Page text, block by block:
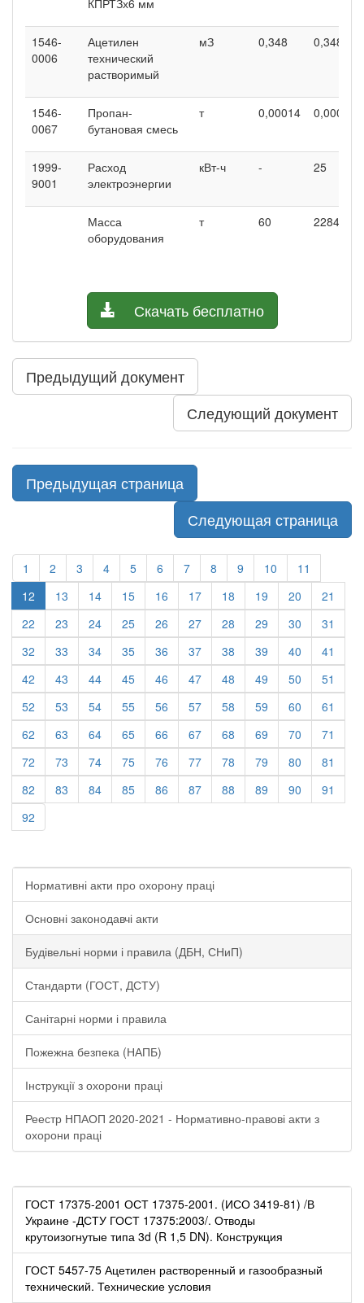
1546-
0006
Ацетилен
технический
растворимый
мЗ 0,348 0,348
1546-
0067
Пропан-
бутановая смесь
т 0,00014 0,00014
1999-
9001
Расход
электроэнергии
кВт-ч - 25
Масса
оборудования
т 60 22841
Скачать бесплатно
Предыдущий документ
Следующий документ
Предыдущая страница
Следующая страница
1 2 3 4 5 6 7 8 9 10
11
12
13 14 15 16 17 18 19 20
21
22
23 24 25 26 27 28 29 30
31
32
33 34 35 36 37 38 39 40
41
42
43 44 45 46 47 48 49 50
51
52
53 54 55 56 57 58 59 60
61
62
63 64 65 66 67 68 69 70
71
72
73 74 75 76 77 78 79 80
81
82
83 84 85 86 87 88 89 90
91
92
Нормативні акти про охорону праці
Основні законодавчі акти
Будівельні норми і правила (ДБН, СНиП)
Стандарти (ГОСТ, ДСТУ)
Санітарні норми і правила
Пожежна безпека (НАПБ)
Інструкції з охорони праці
Реестр НПАОП 2020-2021 - Нормативно-правові акти з
охорони праці
ГОСТ 17375-2001 ОСТ 17375-2001. (ИСО 3419-81) /В
Украине -ДСТУ ГОСТ 17375:2003/. Отводы
крутоизогнутые типа 3d (R 1,5 DN). Конструкция
ГОСТ 5457-75 Ацетилен растворенный и газообразный
технический. Технические условия